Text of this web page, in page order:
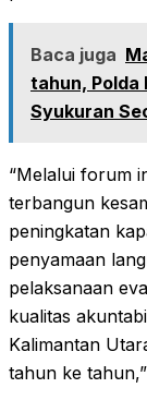
Baca juga
tahun, Polda
Syukuran
“Melalui forum
terbangun
peningkatan
penyamaan
pelaksanaan
kualitas
Kalimantan
tahun ke